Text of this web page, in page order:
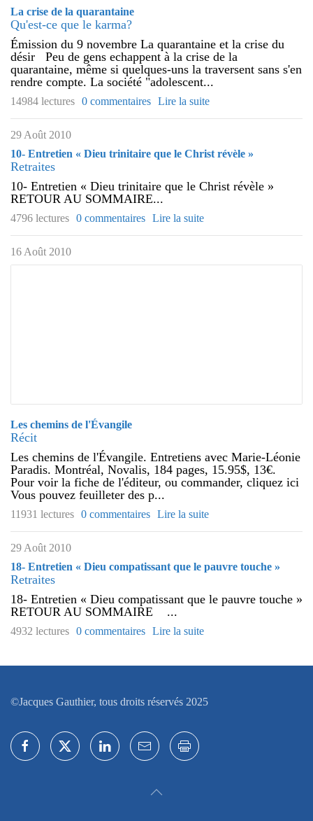
La crise de la quarantaine
Qu'est-ce que le karma?
Émission du 9 novembre La quarantaine et la crise du
désir Peu de gens echappent à la crise de la
quarantaine, même si quelques-uns la traversent sans s'en
rendre compte. La société "adolescent...
14984 lectures 0 commentaires Lire la suite
29 Août 2010
10- Entretien « Dieu trinitaire que le Christ révèle »
Retraites
10- Entretien « Dieu trinitaire que le Christ révèle »
RETOUR AU SOMMAIRE...
4796 lectures 0 commentaires Lire la suite
16 Août 2010
Les chemins de l'Évangile
Récit
Les chemins de l'Évangile. Entretiens avec Marie-Léonie
Paradis. Montréal, Novalis, 184 pages, 15.95$, 13€.
Pour voir la fiche de l'éditeur, ou commander, cliquez ici
Vous pouvez feuilleter des p...
11931 lectures 0 commentaires Lire la suite
29 Août 2010
18- Entretien « Dieu compatissant que le pauvre touche »
Retraites
18- Entretien « Dieu compatissant que le pauvre touche »
RETOUR AU SOMMAIRE ...
4932 lectures 0 commentaires Lire la suite
©Jacques Gauthier, tous droits réservés 2025